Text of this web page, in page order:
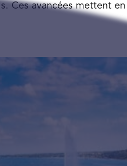
Ces avancées mettent en